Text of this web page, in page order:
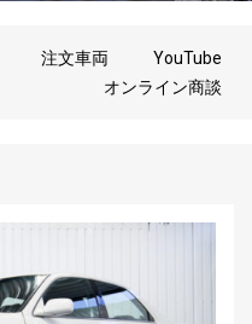
注文車両
YouTube
オンライン商談